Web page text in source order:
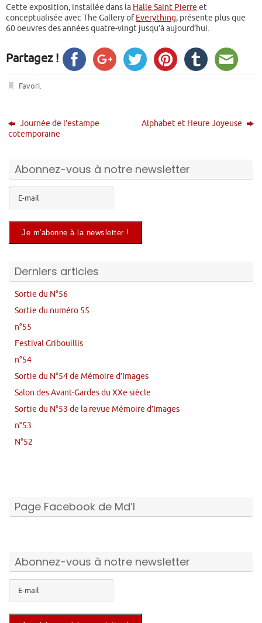
Cette exposition, installée dans la Halle Saint Pierre et
conceptualisée avec The Gallery ofEverything, présente plus que
60 oeuvres des années quatre-vingt jusqu’à aujourd’hui.
Partagez !
Favori.
Journée de l’estampe
cotemporaine
Alphabet et Heure Joyeuse
Abonnez-vous à notre newsletter
Derniers articles
Sortie du N°56
Sortie du numéro 55
n°55
Festival Gribouillis
n°54
Sortie du N°54 de Mémoire d’Images
Salon des Avant-Gardes du XXe siècle
Sortie du N°53 de la revue Mémoire d’Images
n°53
N°52
Page Facebook de Md’I
Abonnez-vous à notre newsletter